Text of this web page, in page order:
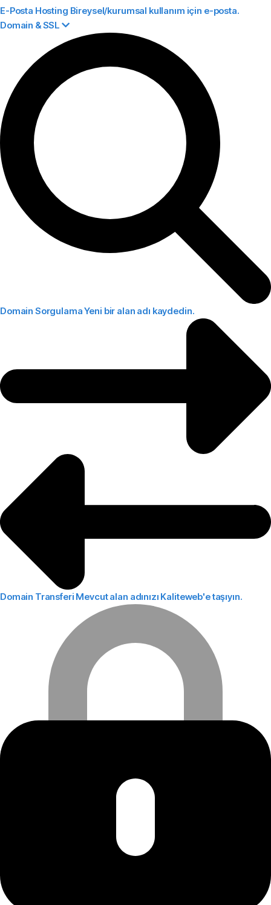
E-Posta Hosting Bireysel/kurumsal kullanım için e-posta.
Domain & SSL
Domain SorgulamaYeni bir alan adı kaydedin.
Domain Transferi Mevcut alan adınızı Kaliteweb'e taşıyın.